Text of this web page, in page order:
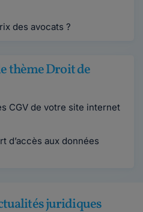
des avocats ?
thème Droit de
CGV de votre site internet
d’accès aux données
juridiques